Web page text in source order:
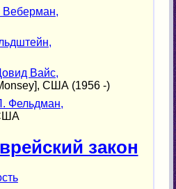
Веберман,
Вайс,
США (1956 -)
Фельдман,
закон